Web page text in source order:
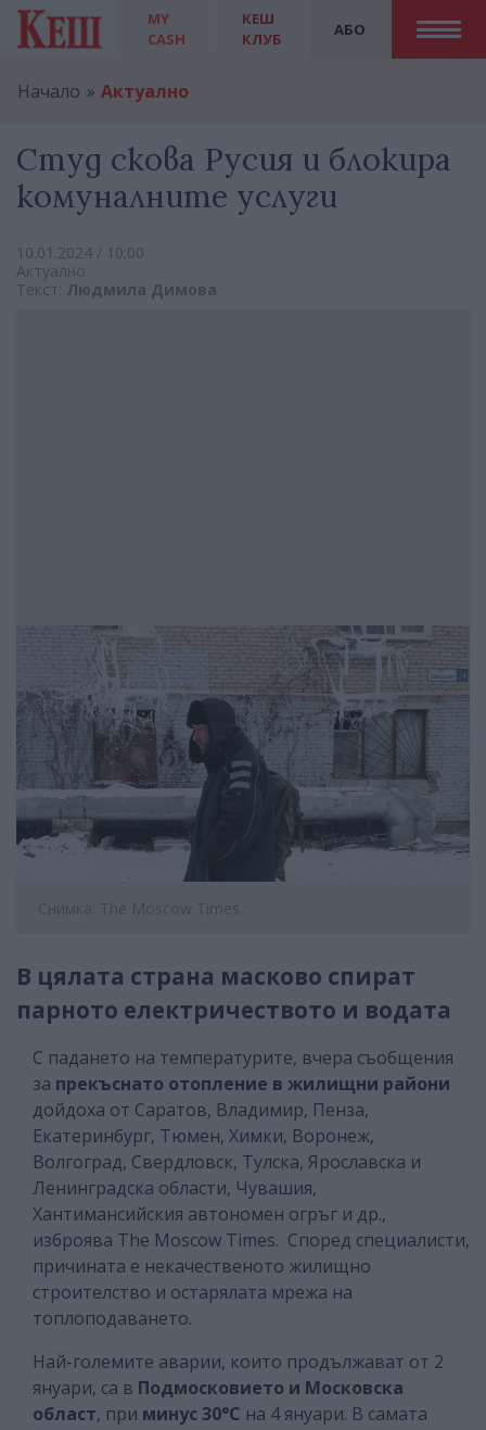
MY
CASH
АБО
КЕШ
КЛУБ
Начало Актуално
Студ скова Русия и блокира
комуналните услуги
10.01.2024 / 10:00
Актуално
Текст: Людмила Димова
Снимка: The Moscow Times
В цялата страна масково спират
парното електричеството и водата
С падането на температурите, вчера съобщения
за прекъснато отопление в жилищни райони
дойдоха от Саратов, Владимир, Пенза,
Екатеринбург, Тюмен, Химки, Воронеж,
Волгоград, Свердловск, Тулска, Ярославска и
Ленинградска области, Чувашия,
Хантимансийския автономен огръг и др.,
изброява The Moscow Times. Според специалисти,
причината е некачественото жилищно
строителство и остарялата мрежа на
топлоподаването.
Най-големите аварии, които продължават от 2
януари, са в Подмосковието и Московска
област, при минус 30°С на 4 януари. В самата